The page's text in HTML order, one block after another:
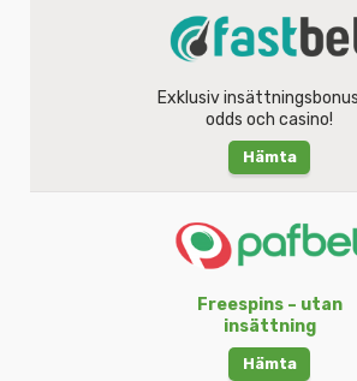
Exklusiv
odds och casino!
Hämta
Freespins – utan
insättning
Hämta